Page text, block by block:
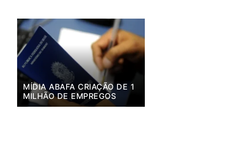
MÍDIA ABAFA CRIAÇÃO DE 1
MILHÃO DE EMPREGOS